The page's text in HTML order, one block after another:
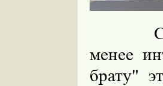
менее
брату"